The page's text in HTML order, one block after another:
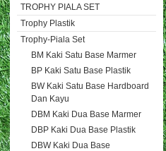
TROPHY PIALA SET
Trophy Plastik
Trophy-Piala Set
BM Kaki Satu Base Marmer
BP Kaki Satu Base Plastik
BW Kaki Satu Base Hardboard
Dan Kayu
DBM Kaki Dua Base Marmer
DBP Kaki Dua Base Plastik
DBW Kaki Dua Base